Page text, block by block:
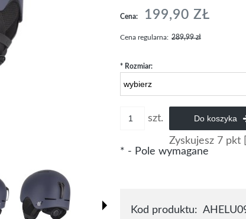
Cena: 199,90 ZŁ
Cena regularna: 289,99 zł
*Rozmiar:
szt. Do koszyka
Zyskujesz 7pkt
* - Pole wymagane
Kod produktu: